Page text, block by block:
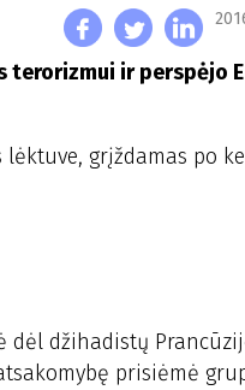
terorizmui ir perspėjo
lėktuve, grįždamas po
dėl džihadistų
prisiėmė